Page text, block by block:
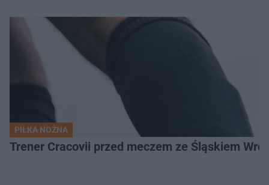
PIŁKA NOŻNA
Trener Cracovii przed meczem ze Śląskiem